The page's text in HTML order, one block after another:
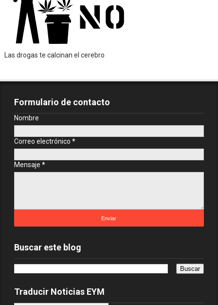
Las drogas te calcinan el cerebro
Formulario de contacto
Nombre
Correo electrónico *
Mensaje *
Buscar este blog
Traducir Noticias EYM